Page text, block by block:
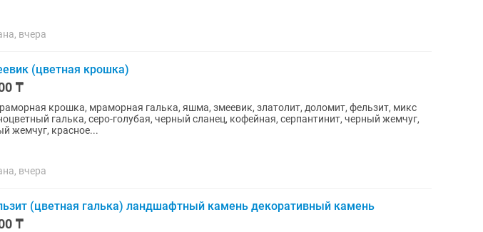
вчера
(цветная крошка)
₸
крошка, мраморная галька, яшма, змеевик, златолит, доломит, фельзит, микс
галька, серо-голубая, черный сланец, кофейная, серпантинит, черный жемчуг,
жемчуг, красное...
вчера
(цветная галька) ландшафтный камень декоративный камень
₸